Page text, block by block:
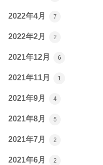
2022年4月 7
2022年2月 2
2021年12月 6
2021年11月 1
2021年9月 4
2021年8月 5
2021年7月 2
2021年6月 2